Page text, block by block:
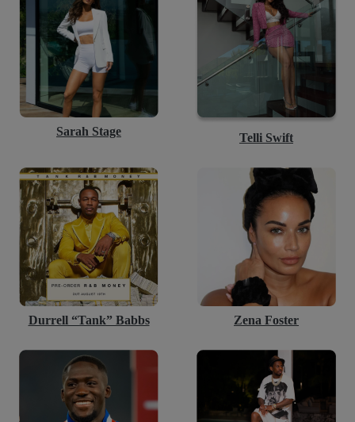
Sarah Stage Telli Swift
Durrell “Tank” Babbs Zena Foster